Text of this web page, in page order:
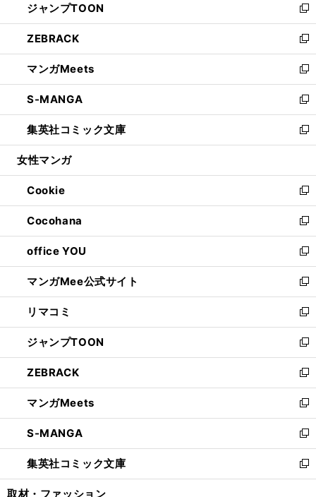
く
で
開
く
ド
ウ
で
開
く
ィ
ン
ド
ウ
で
開
く
い
ウ
ィ
ン
ド
ウ
で
開
く
ジャンプTOON
新
し
い
ウ
ィ
ン
ド
ウ
で
開
ZEBRACK
新
し
い
ウ
ィ
ン
ド
ウ
開
く
マンガMeets
新
し
い
ウ
ィ
ン
ウ
で
開
く
S-MANGA
新
し
い
ウ
ン
ド
ウ
で
開
く
集英社コミック文庫
新
し
ウ
ィ
ン
ド
ウ
で
開
く
女性マンガ
Cookie
新
し
い
ウ
ィ
ン
ド
ウ
で
開
く
Cocohana
新
し
い
ウ
ィ
ン
ド
ウ
で
開
く
office YOU
新
し
い
ウ
ィ
ン
ド
ウ
で
開
く
マンガMee公式サイト
新
し
い
ウ
ィ
ン
ド
ウ
で
開
く
リマコミ
新
し
い
ウ
ィ
ン
ド
ウ
で
開
く
ジャンプTOON
新
し
い
ウ
ィ
ン
ド
ウ
で
開
ZEBRACK
新
し
い
ウ
ィ
ン
ド
ウ
マンガMeets
新
し
い
ウ
ィ
ン
S-MANGA
新
し
い
ウ
集英社コミック文庫
新
し
取材・ファッション